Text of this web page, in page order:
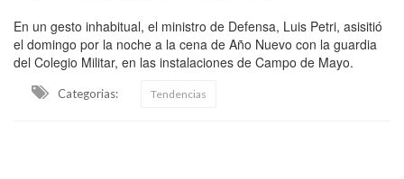
En un gesto inhabitual, el ministro de Defensa, Luis Petri, asisitió
el domingo por la noche a la cena de Año Nuevo con la guardia
del Colegio Militar, en las instalaciones de Campo de Mayo.
Categorias: Tendencias